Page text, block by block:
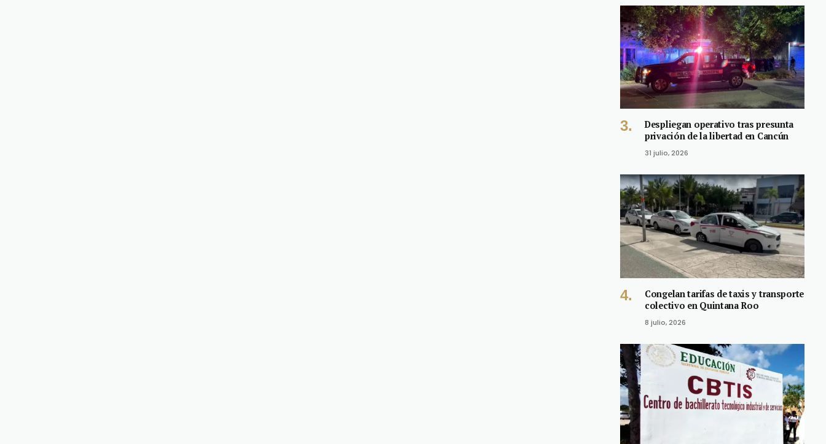
Despliegan operativo tras presunta
privación de la libertad en Cancún
31 julio, 2026
Congelan tarifas de taxis y transporte
colectivo en Quintana Roo
8 julio, 2026